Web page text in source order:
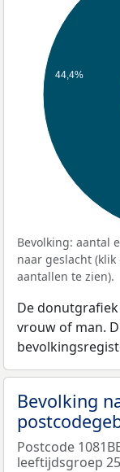
44,4%
Bevolking: aantal
naar geslacht
aantallen te zien).
De
vrouw of man.
Bevolking
Postcode
leeftijdsgroep